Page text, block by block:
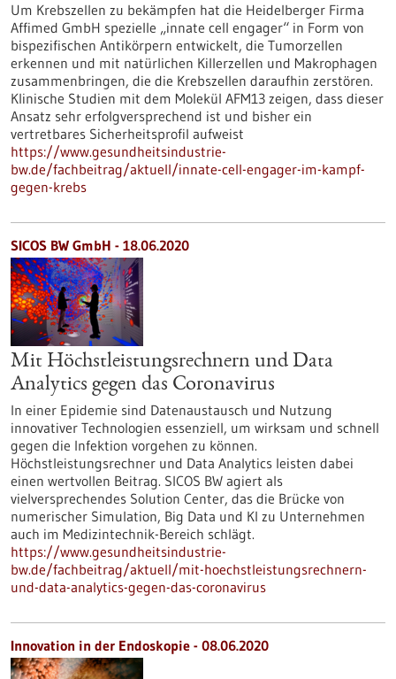
Um Krebszellen zu bekämpfen hat die Heidelberger Firma
Affimed GmbH spezielle „innate cell engager“ in Form von
bispezifischen Antikörpern entwickelt, die Tumorzellen
erkennen und mit natürlichen Killerzellen und Makrophagen
zusammenbringen, die die Krebszellen daraufhin zerstören.
Klinische Studien mit dem Molekül AFM13 zeigen, dass dieser
Ansatz sehr erfolgversprechend ist und bisher ein
vertretbares Sicherheitsprofil aufweist
https://www.gesundheitsindustrie-
bw.de/fachbeitrag/aktuell/innate-cell-engager-im-kampf-
gegen-krebs
SICOS BW GmbH - 18.06.2020
Mit Höchstleistungsrechnern und Data
Analytics gegen das Coronavirus
In einer Epidemie sind Datenaustausch und Nutzung
innovativer Technologien essenziell, um wirksam und schnell
gegen die Infektion vorgehen zu können.
Höchstleistungsrechner und Data Analytics leisten dabei
einen wertvollen Beitrag. SICOS BW agiert als
vielversprechendes Solution Center, das die Brücke von
numerischer Simulation, Big Data und KI zu Unternehmen
auch im Medizintechnik-Bereich schlägt.
https://www.gesundheitsindustrie-
bw.de/fachbeitrag/aktuell/mit-hoechstleistungsrechnern-
und-data-analytics-gegen-das-coronavirus
Innovation in der Endoskopie - 08.06.2020